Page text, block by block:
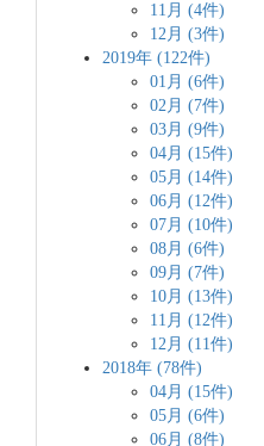
11月 (4件)
12月 (3件)
2019年 (122件)
01月 (6件)
02月 (7件)
03月 (9件)
04月 (15件)
05月 (14件)
06月 (12件)
07月 (10件)
08月 (6件)
09月 (7件)
10月 (13件)
11月 (12件)
12月 (11件)
2018年 (78件)
04月 (15件)
05月 (6件)
06月 (8件)